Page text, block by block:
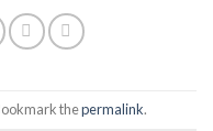
thepermalink.